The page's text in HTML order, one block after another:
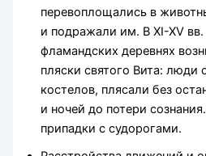
перевоплощались в
и подражали им. В XI-XV
фламандских деревнях
пляски святого Вита: люди
костелов, плясали без
и ночей до потери
припадки с судорогами.